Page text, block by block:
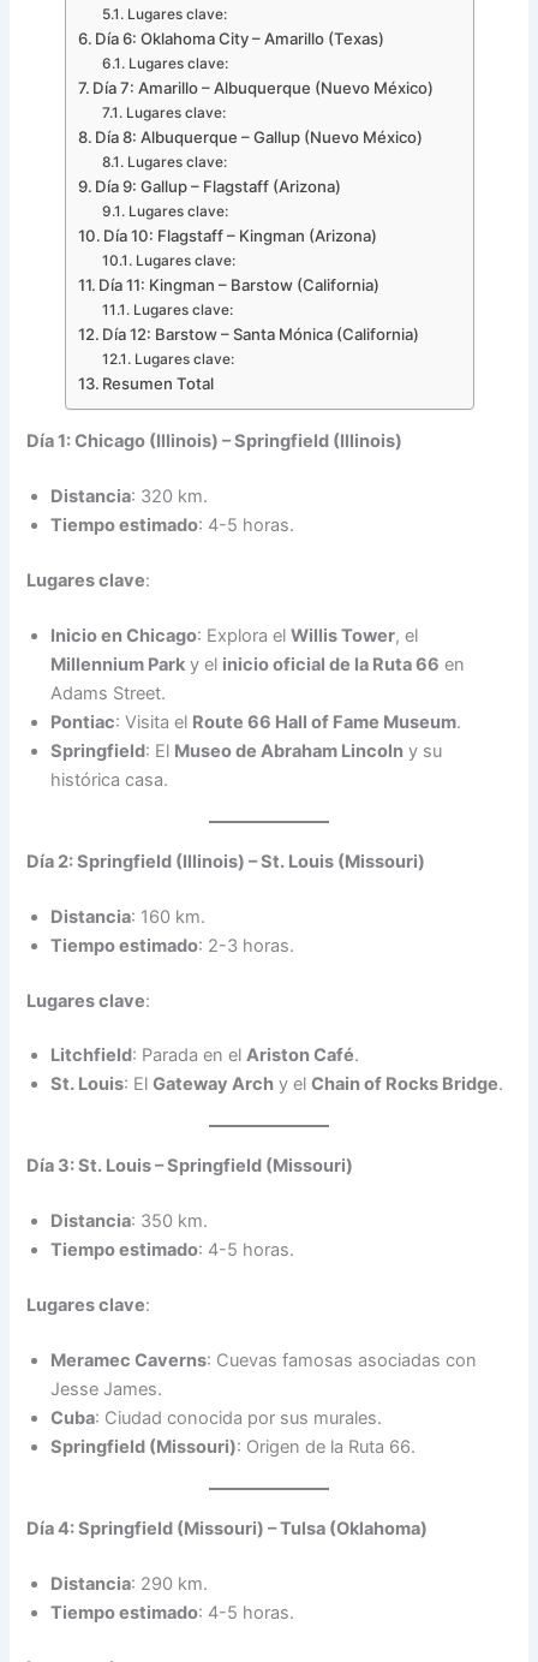
Lugares clave:
Día 6: Oklahoma City – Amarillo (Texas)
Lugares clave:
Día 7: Amarillo – Albuquerque (Nuevo México)
Lugares clave:
Día 8: Albuquerque – Gallup (Nuevo México)
Lugares clave:
Día 9: Gallup – Flagstaff (Arizona)
Lugares clave:
Día 10: Flagstaff – Kingman (Arizona)
Lugares clave:
Día 11: Kingman – Barstow (California)
Lugares clave:
Día 12: Barstow – Santa Mónica (California)
Lugares clave:
Resumen Total
Día 1: Chicago (Illinois) – Springfield (Illinois)
Distancia: 320 km.
Tiempo estimado: 4-5 horas.
Lugares clave:
Inicio en Chicago: Explora elWillis Tower, el
Millennium Park y el inicio oficial de la Ruta 66 en
Adams Street.
Pontiac: Visita el Route 66 Hall of Fame Museum.
Springfield: El Museo de Abraham Lincoln y su
histórica casa.
Día 2: Springfield (Illinois) – St. Louis (Missouri)
Distancia: 160 km.
Tiempo estimado: 2-3 horas.
Lugares clave:
Litchfield: Parada en elAriston Café.
St. Louis: ElGateway Arch y elChain of Rocks Bridge.
Día 3: St. Louis – Springfield (Missouri)
Distancia: 350 km.
Tiempo estimado: 4-5 horas.
Lugares clave:
Meramec Caverns: Cuevas famosas asociadas con
Jesse James.
Cuba: Ciudad conocida por sus murales.
Springfield (Missouri): Origen de la Ruta 66.
Día 4: Springfield (Missouri) – Tulsa (Oklahoma)
Distancia: 290 km.
Tiempo estimado: 4-5 horas.